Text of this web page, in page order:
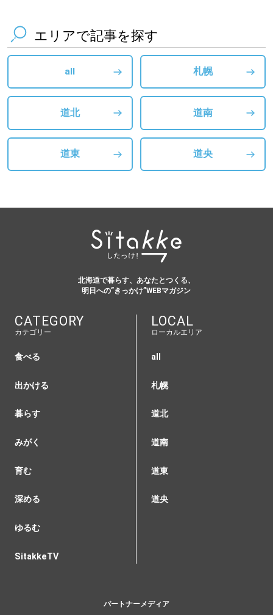
エリアで記事を探す
all 札幌
道北 道南
道東 道央
北海道で暮らす、あなたとつくる、
明日への”きっかけ”WEBマガジン
CATEGORY
カテゴリー
食べる
出かける
暮らす
みがく
育む
深める
ゆるむ
SitakkeTV
LOCAL
ローカルエリア
all
札幌
道北
道南
道東
道央
パートナーメディア